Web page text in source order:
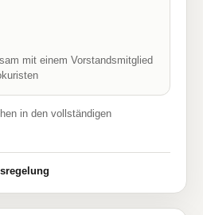
mit einem Vorstandsmitglied
in den vollständigen